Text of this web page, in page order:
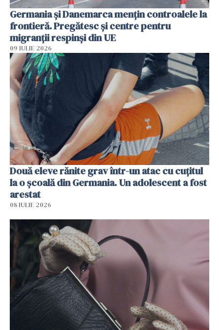
Germania și Danemarca mențin controalele la
frontieră. Pregătesc și centre pentru
migranții respinși din UE
09 IULIE 2026
Două eleve rănite grav într-un atac cu cuțitul
la o școală din Germania. Un adolescent a fost
arestat
08 IULIE 2026